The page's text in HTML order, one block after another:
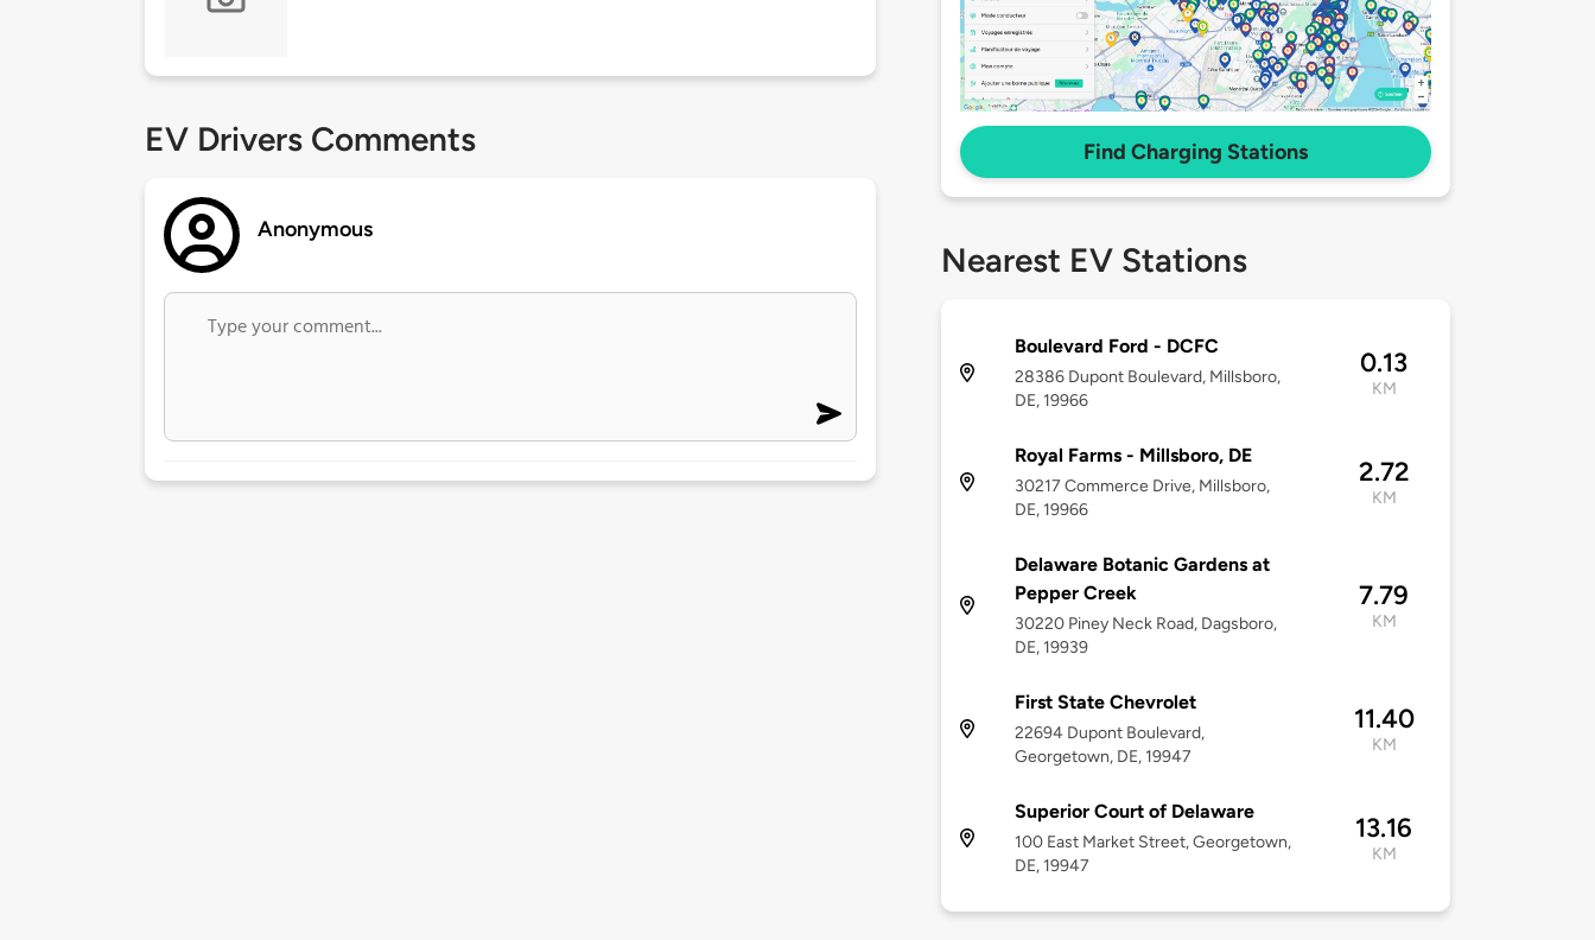
EV Drivers Comments
Anonymous
Find Charging Stations
Nearest EV Stations
Boulevard Ford - DCFC
28386 Dupont Boulevard, Millsboro,
DE, 19966
0.13
KM
Royal Farms - Millsboro, DE
30217 Commerce Drive, Millsboro,
DE, 19966
2.72
KM
Delaware Botanic Gardens at
Pepper Creek
30220 Piney Neck Road, Dagsboro,
DE, 19939
7.79
KM
First State Chevrolet
22694 Dupont Boulevard,
Georgetown, DE, 19947
11.40
KM
Superior Court of Delaware
100 East Market Street, Georgetown,
DE, 19947
13.16
KM